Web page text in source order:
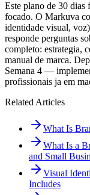
Este plano de 30
focado. O Markuva
identidade visual,
responde perguntas
completo: estrategia,
manual de marca.
Semana 4 —
profissionais ja em
Related Articles
What Is
What Is a
and Small
Visual
Includes